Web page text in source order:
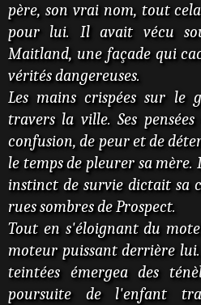
père, son vrai nom, tout
pour lui. Il avait vécu
Maitland, une façade qui
vérités dangereuses.
Les mains crispées sur le
travers la ville. Ses
confusion, de peur et de
le temps de pleurer sa
instinct de survie dictait sa
rues sombres de Prospect.
Tout en s'éloignant du
moteur puissant derrière
teintées émergea des
poursuite de l'enfant